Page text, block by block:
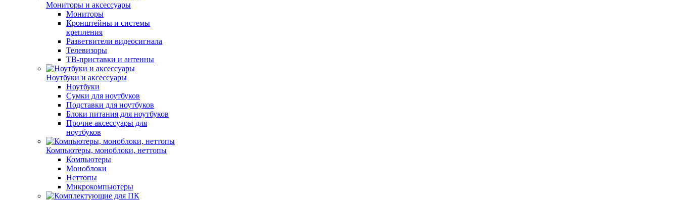
Мониторы и аксессуары
Мониторы
Кронштейны и системы
крепления
Разветвители видеосигнала
Телевизоры
ТВ-приставки и антенны
Ноутбуки и аксессуары
Ноутбуки
Сумки для ноутбуков
Подставки для ноутбуков
Блоки питания для ноутбуков
Прочие аксессуары для
ноутбуков
Компьютеры, моноблоки, неттопы
Компьютеры
Моноблоки
Неттопы
Микрокомпьютеры